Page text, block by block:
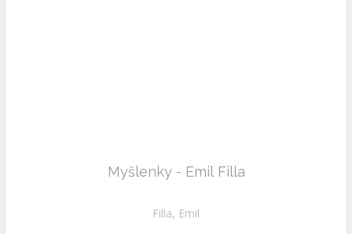
Myšlenky - Emil Filla
Filla, Emil